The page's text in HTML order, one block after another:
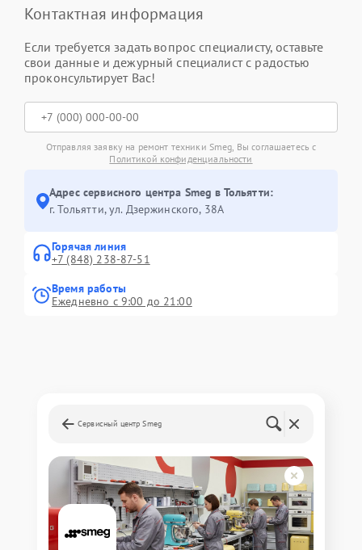
Контактная информация
Если требуется задать вопрос специалисту, оставьте
свои данные и дежурный специалист с радостью
проконсультирует Вас!
Отправляя заявку на ремонт техники Smeg, Вы соглашаетесь с
Политикой конфиденциальности
Адрес сервисного центра Smeg в Тольятти:
г. Тольятти, ул. Дзержинского, 38А
Горячая линия
+7 (848) 238-87-51
Время работы
Ежедневно с 9:00 до 21:00
Сервисный центр Smeg